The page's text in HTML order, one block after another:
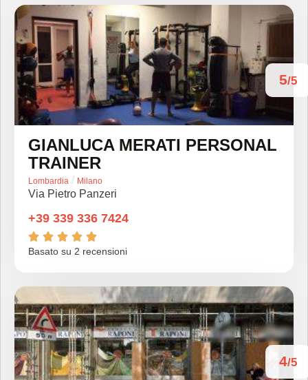
5/5
GIANLUCA MERATI PERSONAL
TRAINER
Lombardia / Milano
Via Pietro Panzeri
+39 339 336 7424
    
Basato su 2 recensioni
4/5